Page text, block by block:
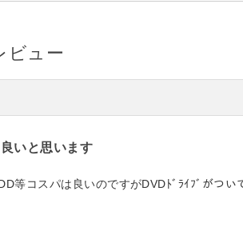
ビュー
いと思います
等コスパは良いのですがDVDﾄﾞﾗｲﾌﾞがつ